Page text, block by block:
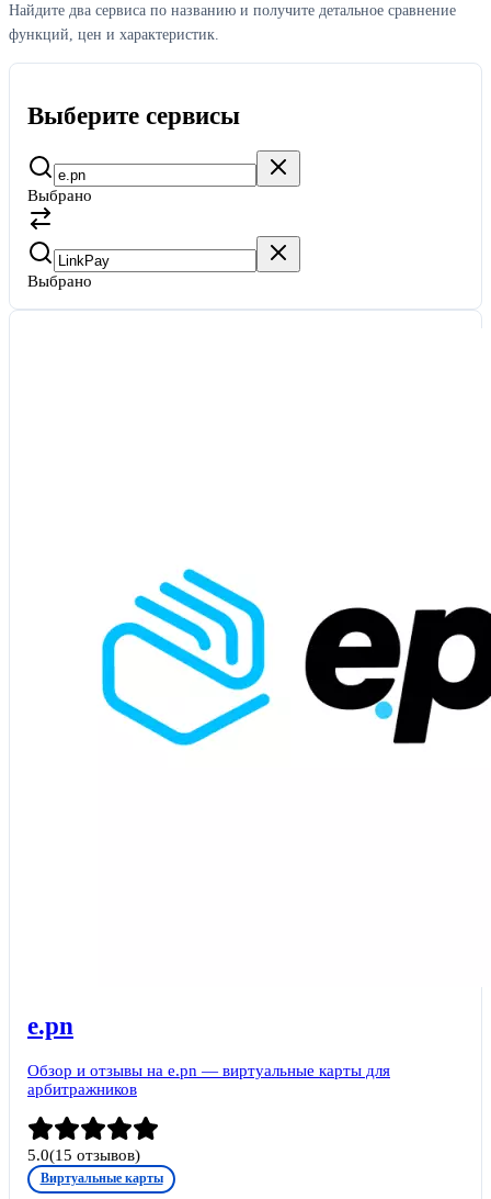
Найдите два сервиса по названию и получите детальное сравнение
функций, цен и характеристик.
Выберите сервисы
Выбрано
Выбрано
e.pn
Обзор и отзывы на e.pn — виртуальные карты для
арбитражников
5.0(15 отзывов)
Виртуальные карты